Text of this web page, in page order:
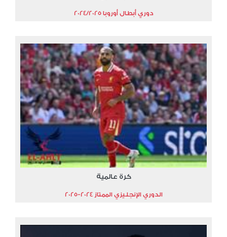
دوري أبطال أوروبا 2024/2025
كرة عالمية
الدوري الإنجليزي الممتاز 2024-2025